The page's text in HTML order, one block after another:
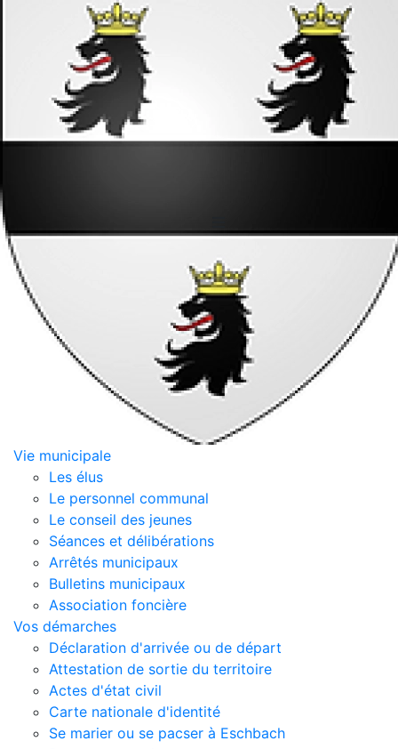
Vie municipale
Les élus
Le personnel communal
Le conseil des jeunes
Séances et délibérations
Arrêtés municipaux
Bulletins municipaux
Association foncière
Vos démarches
Déclaration d'arrivée ou de départ
Attestation de sortie du territoire
Actes d'état civil
Carte nationale d'identité
Se marier ou se pacser à Eschbach